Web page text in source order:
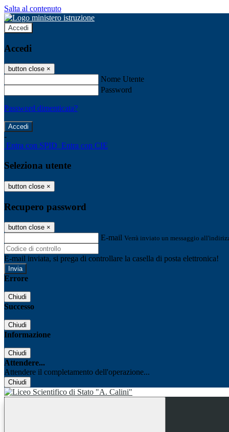
Salta al contenuto
Accedi
Accedi
button close ×
Nome Utente
Password
Password dimenticata?
-
Entra con SPID Entra con CIE
Seleziona utente
button close ×
Recupero password
button close ×
E-mail Verrà inviato un messaggio
E-mail inviata, si prega di controllare la casella di posta elettronica!
Errore
Chiudi
Successo
Chiudi
Informazione
Chiudi
Attendere...
Attendere il completamento dell'operazione...
Chiudi